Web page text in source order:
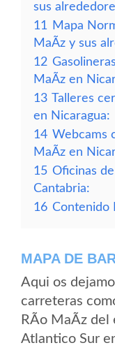
sus
11
Mapa
MaÃ­z y sus
12
MaÃ­z en
13 Talleres
en Nicaragua:
14 Webcams
MaÃ­z en
15 Oficinas
Cantabria:
16 Contenido
MAPA DE
Aqui os
carreteras
RÃ­o MaÃ­z del
Atlantico Sur